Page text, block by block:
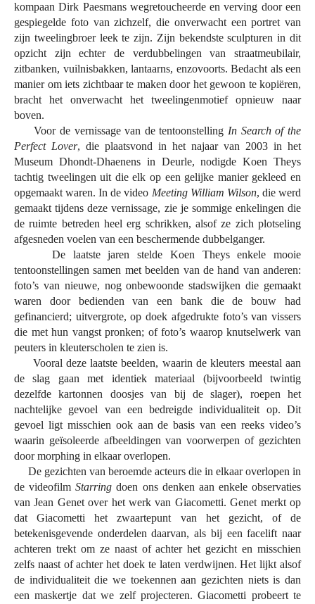
kompaan Dirk Paesmans wegretoucheerde en verving door een
gespiegelde foto van zichzelf, die onverwacht een portret van
zijn tweelingbroer leek te zijn. Zijn bekendste sculpturen in dit
opzicht zijn echter de verdubbelingen van straatmeubilair,
zitbanken, vuilnisbakken, lantaarns, enzovoorts. Bedacht als een
manier om iets zichtbaar te maken door het gewoon te kopiëren,
bracht het onverwacht het tweelingenmotief opnieuw naar
boven.
Voor de vernissage van de tentoonstelling In Search of the
Perfect Lover, die plaatsvond in het najaar van 2003 in het
Museum Dhondt-Dhaenens in Deurle, nodigde Koen Theys
tachtig tweelingen uit die elk op een gelijke manier gekleed en
opgemaakt waren. In de video Meeting William Wilson, die werd
gemaakt tijdens deze vernissage, zie je sommige enkelingen die
de ruimte betreden heel erg schrikken, alsof ze zich plotseling
afgesneden voelen van een beschermende dubbelganger.
De laatste jaren stelde Koen Theys enkele mooie
tentoonstellingen samen met beelden van de hand van anderen:
foto’s van nieuwe, nog onbewoonde stadswijken die gemaakt
waren door bedienden van een bank die de bouw had
gefinancierd; uitvergrote, op doek afgedrukte foto’s van vissers
die met hun vangst pronken; of foto’s waarop knutselwerk van
peuters in kleuterscholen te zien is.
Vooral deze laatste beelden, waarin de kleuters meestal aan
de slag gaan met identiek materiaal (bijvoorbeeld twintig
dezelfde kartonnen doosjes van bij de slager), roepen het
nachtelijke gevoel van een bedreigde individualiteit op. Dit
gevoel ligt misschien ook aan de basis van een reeks video’s
waarin geïsoleerde afbeeldingen van voorwerpen of gezichten
door morphing in elkaar overlopen.
De gezichten van beroemde acteurs die in elkaar overlopen in
de videofilmStarring doen ons denken aan enkele observaties
van Jean Genet over het werk van Giacometti. Genet merkt op
dat Giacometti het zwaartepunt van het gezicht, of de
betekenisgevende onderdelen daarvan, als bij een facelift naar
achteren trekt om ze naast of achter het gezicht en misschien
zelfs naast of achter het doek te laten verdwijnen. Het lijkt alsof
de individualiteit die we toekennen aan gezichten niets is dan
een maskertje dat we zelf projecteren. Giacometti probeert te